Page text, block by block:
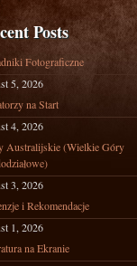
Posts
Fotograficzne
5, 2026
na Start
4, 2026
Australijskie (Wielkie Góry
3, 2026
i Rekomendacje
1, 2026
na Ekranie